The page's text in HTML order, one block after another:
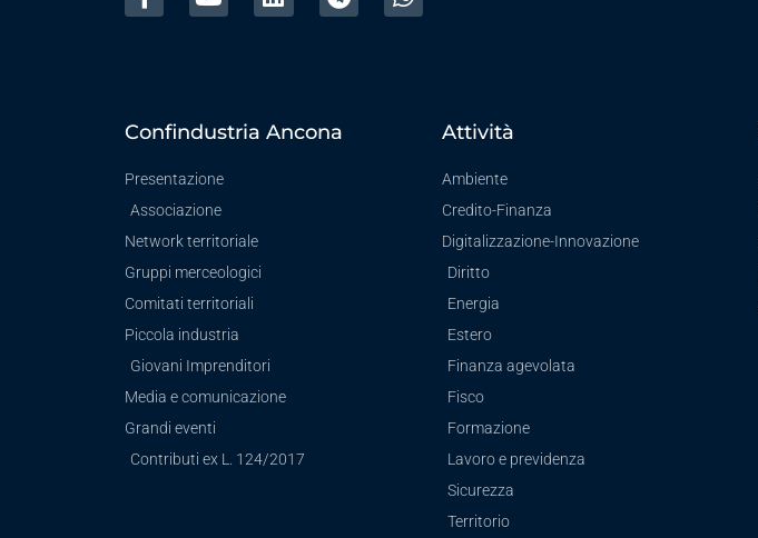
Confindustria Ancona
Presentazione
Associazione
Network territoriale
Gruppi merceologici
Comitati territoriali
Piccola industria
Giovani Imprenditori
Media e comunicazione
Grandi eventi
Contributi ex L. 124/2017
Attività
Ambiente
Credito-Finanza
Digitalizzazione-Innovazione
Diritto
Energia
Estero
Finanza agevolata
Fisco
Formazione
Lavoro e previdenza
Sicurezza
Territorio